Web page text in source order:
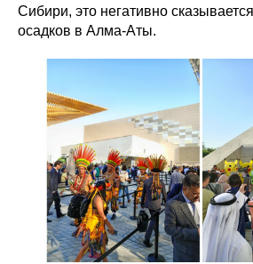
Сибири, это негативно
осадков в Алма-Аты.